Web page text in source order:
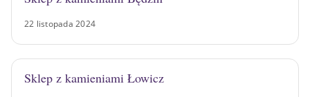
22 listopada 2024
Sklep z kamieniami Łowicz